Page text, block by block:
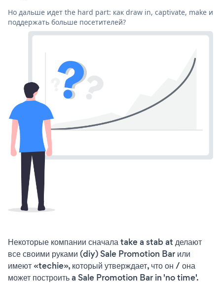
Но дальше идет the hard part: как draw in, captivate, make и
поддержать больше посетителей?
Некоторые компании сначала take a stab at делают
все своими руками (diy) Sale Promotion Bar или
имеют «techie», который утверждает, что он / она
может построить a Sale Promotion Bar in 'no time'.